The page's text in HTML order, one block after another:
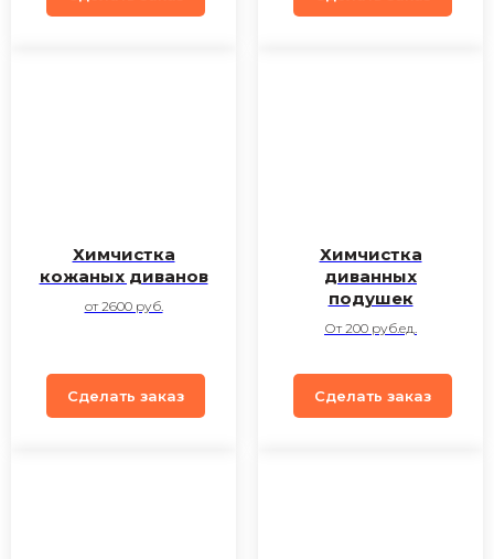
Химчистка
кожаных диванов
от 2600 руб.
Сделать заказ
Химчистка
диванных
подушек
От 200 руб.ед.
Сделать заказ